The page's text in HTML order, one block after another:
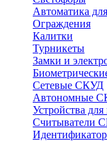
Автоматика
Ограждения
Калитки
Турникеты
Замки и
Сетевые СКУД
Автономные
Устройства
Считыватели